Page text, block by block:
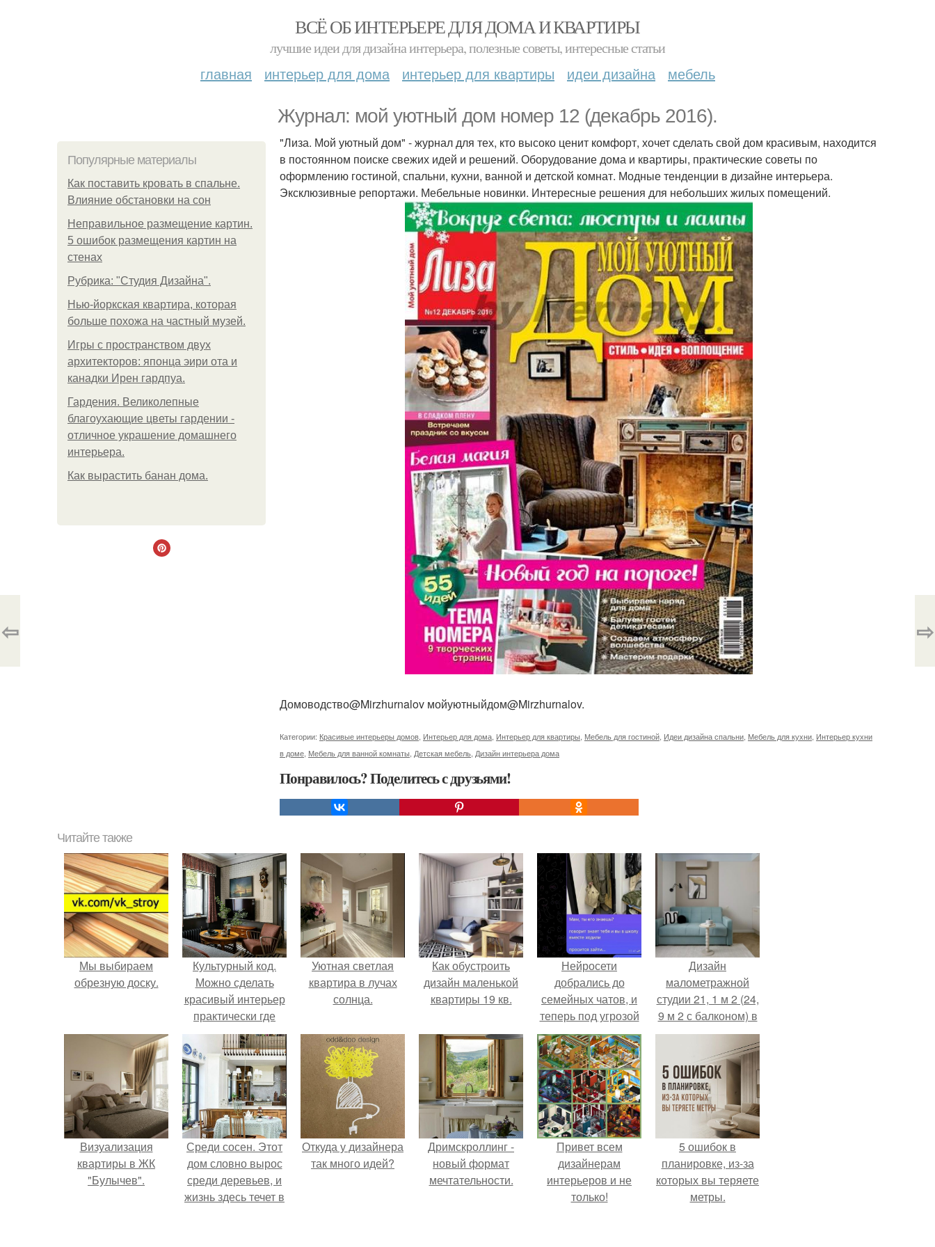
ВСЁ ОБ ИНТЕРЬЕРЕ ДЛЯ ДОМА И КВАРТИРЫ
лучшие идеи для дизайна интерьера, полезные советы, интересные статьи
главная интерьер для дома интерьер для квартиры идеи дизайна мебель
Журнал: мой уютный дом номер 12 (декабрь 2016).
Популярные материалы
Как поставить кровать в спальне.
Влияние обстановки на сон
Неправильное размещение картин.
5 ошибок размещения картин на
стенах
Рубрика: "Студия Дизайна".
Нью-йоркская квартира, которая
больше похожа на частный музей.
Игры с пространством двух
архитекторов: японца эири ота и
канадки Ирен гардпуа.
Гардения. Великолепные
благоухающие цветы гардении -
отличное украшение домашнего
интерьера.
Как вырастить банан дома.
"Лиза. Мой уютный дом" - журнал для тех, кто высоко ценит комфорт, хочет сделать свой дом красивым, находится
в постоянном поиске свежих идей и решений. Оборудование дома и квартиры, практические советы по
оформлению гостиной, спальни, кухни, ванной и детской комнат. Модные тенденции в дизайне интерьера.
Эксклюзивные репортажи. Мебельные новинки. Интересные решения для небольших жилых помещений.
Домоводство@Mirzhurnalov мойуютныйдом@Mirzhurnalov.
Категории: Красивые интерьеры домов Интерьер для дома Интерьер для квартиры Мебель для гостиной Идеи дизайна спальни Мебель для кухни Интерьер кухни
в доме Мебель для ванной комнаты Детская мебель Дизайн интерьера дома
Понравилось? Поделитесь с друзьями!
⇦ ⇨
Читайте также
Мы выбираем
обрезную доску.
Культурный код.
Можно сделать
красивый интерьер
практически где
угодно.
Уютная светлая
квартира в лучах
солнца.
Как обустроить
дизайн маленькой
квартиры 19 кв.
Нейросети
добрались до
семейных чатов, и
теперь под угрозой
мамины нервы.
Дизайн
малометражной
студии 21, 1 м 2 (24,
9 м 2 с балконом) в
Краснодаре.
Визуализация
квартиры в ЖК
"Булычев".
Среди сосен. Этот
дом словно вырос
среди деревьев, и
жизнь здесь течет в
Откуда у дизайнера
так много идей?
Дримскроллинг -
новый формат
мечтательности.
Привет всем
дизайнерам
интерьеров и не
только!
5 ошибок в
планировке, из-за
которых вы теряете
метры.